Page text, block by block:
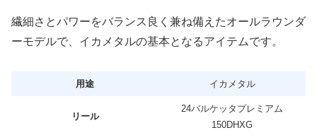
繊細さとパワーをバランス良く兼ね備えたオールラウンダ
ーモデルで、イカメタルの基本となるアイテムです。
用途 イカメタル
リール
24バルケッタプレミアム
150DHXG